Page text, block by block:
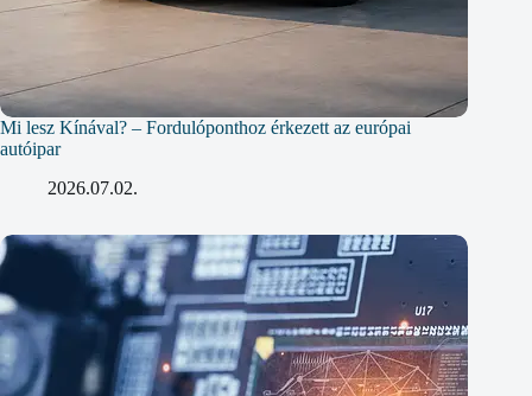
Mi lesz Kínával? – Fordulóponthoz érkezett az európai
autóipar
2026.07.02.